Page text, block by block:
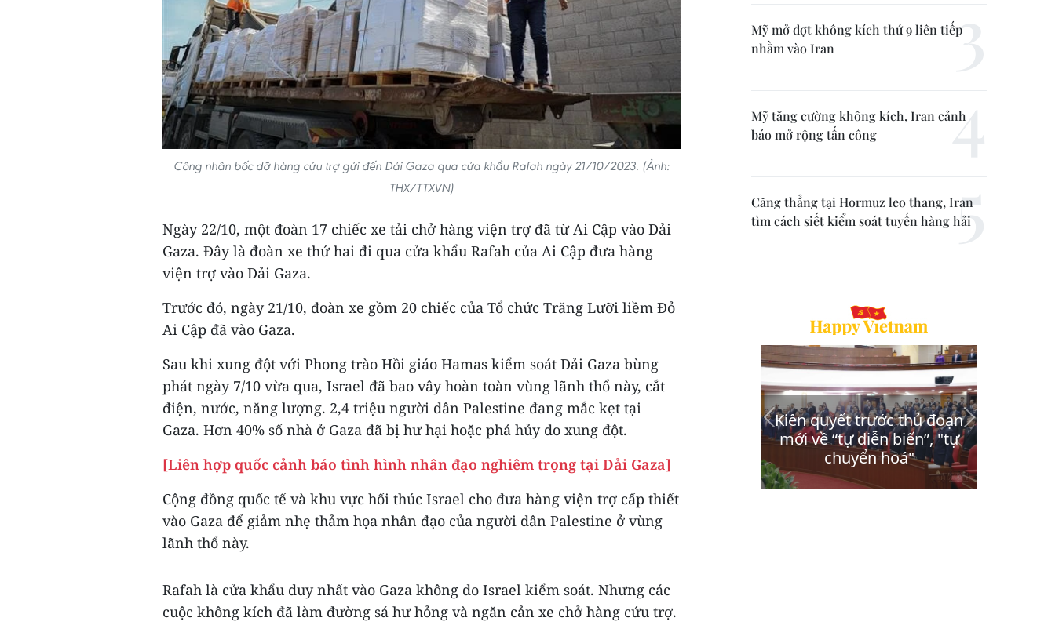
Công nhân bốc dỡ hàng cứu trợ gửi đến Dải Gaza qua cửa khẩu Rafah ngày 21/10/2023. (Ảnh:
THX/TTXVN)
Ngày 22/10, một đoàn 17 chiếc xe tải chở hàng viện trợ đã từ Ai Cập vào Dải
Gaza. Đây là đoàn xe thứ hai đi qua cửa khẩu Rafah của Ai Cập đưa hàng
viện trợ vào Dải Gaza.
Trước đó, ngày 21/10, đoàn xe gồm 20 chiếc của Tổ chức Trăng Lưỡi liềm Đỏ
Ai Cập đã vào Gaza.
Sau khi xung đột với Phong trào Hồi giáo Hamas kiểm soát Dải Gaza bùng
phát ngày 7/10 vừa qua, Israel đã bao vây hoàn toàn vùng lãnh thổ này, cắt
điện, nước, năng lượng. 2,4 triệu người dân Palestine đang mắc kẹt tại
Gaza. Hơn 40% số nhà ở Gaza đã bị hư hại hoặc phá hủy do xung đột.
[Liên hợp quốc cảnh báo tình hình nhân đạo nghiêm trọng tại Dải Gaza]
Cộng đồng quốc tế và khu vực hối thúc Israel cho đưa hàng viện trợ cấp thiết
vào Gaza để giảm nhẹ thảm họa nhân đạo của người dân Palestine ở vùng
lãnh thổ này.
Rafah là cửa khẩu duy nhất vào Gaza không do Israel kiểm soát. Nhưng các
cuộc không kích đã làm đường sá hư hỏng và ngăn cản xe chở hàng cứu trợ.
Mỹ mở đợt không kích thứ 9 liên tiếp
nhằm vào Iran
Mỹ tăng cường không kích, Iran cảnh
báo mở rộng tấn công
Căng thẳng tại Hormuz leo thang, Iran
tìm cách siết kiểm soát tuyến hàng hải